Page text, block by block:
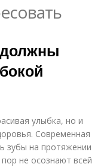
улыбка, но и
Современная
зубы на протяжении
не осознают всей